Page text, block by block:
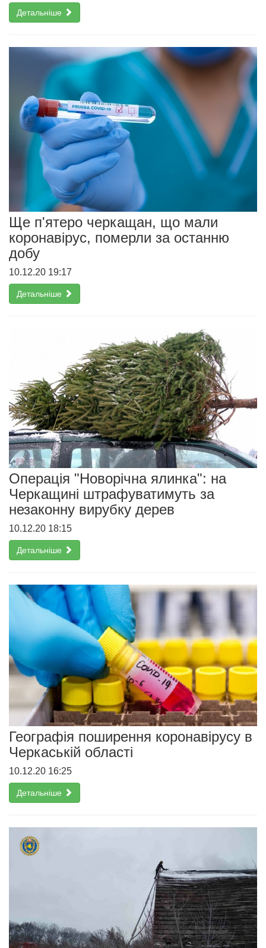
Детальніше
Ще п'ятеро черкащан, що мали
коронавірус, померли за останню
добу
10.12.20 19:17
Детальніше
Операція "Новорічна ялинка": на
Черкащині штрафуватимуть за
незаконну вирубку дерев
10.12.20 18:15
Детальніше
Географія поширення коронавірусу в
Черкаській області
10.12.20 16:25
Детальніше